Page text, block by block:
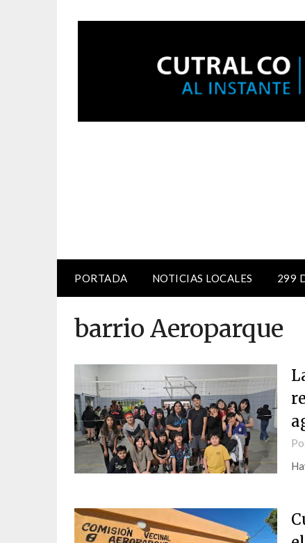
PORTADA NOTICIAS LOCALES 299
barrio Aeroparque